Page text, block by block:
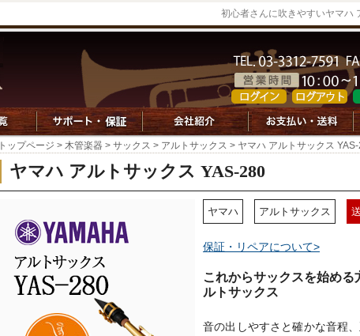
初心者さんに吹きやすいヤマハ
トップページ > 木管楽器 > サックス > アルトサックス > ヤマハ アルトサックス
ヤマハ アルトサックス YAS-280
ヤマハ アルトサックス
保証・リペアについて>
これからサックスを始める
ルトサックス
音の出しやすさと確かな音程